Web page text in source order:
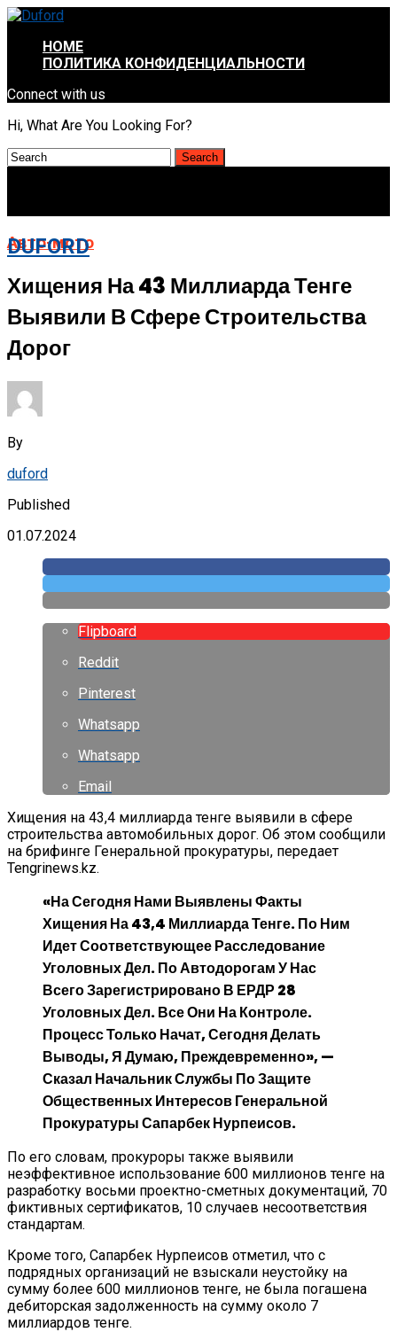
HOME
ПОЛИТИКА КОНФИДЕНЦИАЛЬНОСТИ
Connect with us
Hi, What Are You Looking For?
DUFORD
Авто-мото
Хищения На 43 Миллиарда Тенге
Выявили В Сфере Строительства
Дорог
By
duford
Published
01.07.2024
Flipboard
Reddit
Pinterest
Whatsapp
Whatsapp
Email
Хищения на 43,4 миллиарда тенге выявили в сфере
строительства автомобильных дорог. Об этом сообщили
на брифинге Генеральной прокуратуры, передает
Tengrinews.kz.
«На Сегодня Нами Выявлены Факты
Хищения На 43,4 Миллиарда Тенге. По Ним
Идет Соответствующее Расследование
Уголовных Дел. По Автодорогам У Нас
Всего Зарегистрировано В ЕРДР 28
Уголовных Дел. Все Они На Контроле.
Процесс Только Начат, Сегодня Делать
Выводы, Я Думаю, Преждевременно», —
Сказал Начальник Службы По Защите
Общественных Интересов Генеральной
Прокуратуры Сапарбек Нурпеисов.
По его словам, прокуроры также выявили
неэффективное использование 600 миллионов тенге на
разработку восьми проектно-сметных документаций, 70
фиктивных сертификатов, 10 случаев несоответствия
стандартам.
Кроме того, Сапарбек Нурпеисов отметил, что с
подрядных организаций не взыскали неустойку на
сумму более 600 миллионов тенге, не была погашена
дебиторская задолженность на сумму около 7
миллиардов тенге.